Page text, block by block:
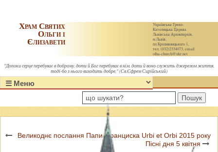
Українська Греко-
Католицька Церква.
Львівська Архиєпархія,
м.Львів,
пл.Кропивницького 1,
тел. (032)2334073, email:
olha-church@ukr.net
Храм Святих
Ольги і
Єлизавети
"Допоки серце перебуває в доброму, доти й Бог перебуває в нім, доти й воно служить джерелом життя,
тоді-бо з нього виходить добре." (Св.Єфрем Сирійський)
Пошук
Великоднє послання Папи Франциска Urbi et Orbi 2015 року
Пісні дня 5 квітня